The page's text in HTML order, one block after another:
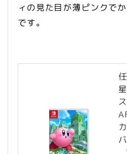
ィの見た目が薄ピンクで
です。